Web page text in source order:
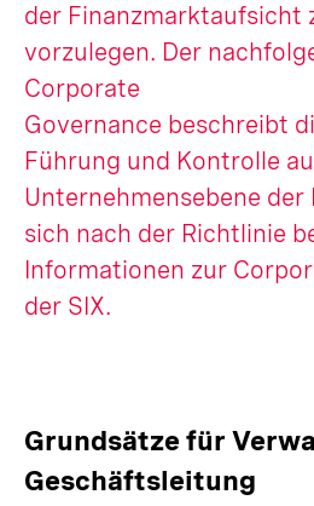
der Finanzmarktaufsicht
vorzulegen. Der
Corporate
Governance beschreibt
Führung und Kontrolle
Unternehmensebene der
sich nach der Richtlinie
Informationen zur
der SIX.
Grundsätze für
Geschäftsleitung